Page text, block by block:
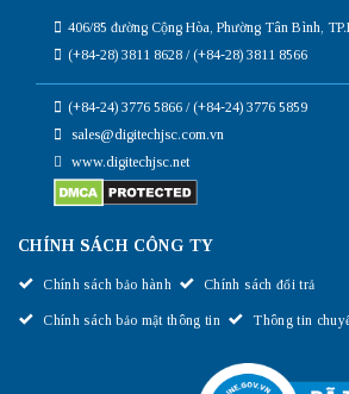
406/85 đường Cộng Hòa, Phường Tân Bình,
(+84-28) 3811 8628 / (+84-28) 3811 8566
(+84-24) 3776 5866 / (+84-24) 3776 5859
sales@digitechjsc.com.vn
www.digitechjsc.net
CHÍNH SÁCH CÔNG TY
Chính sách bảo hành Chính sách đổi trả
Chính sách bảo mật thông tin Thông tin